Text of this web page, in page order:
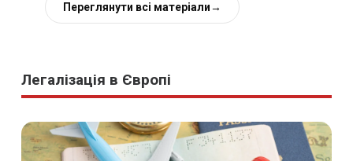
Переглянути всі матеріали→
Легалізація в Європі